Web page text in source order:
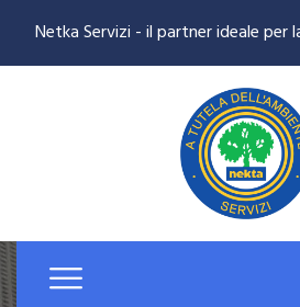
Netka Servizi - il partner ideale per